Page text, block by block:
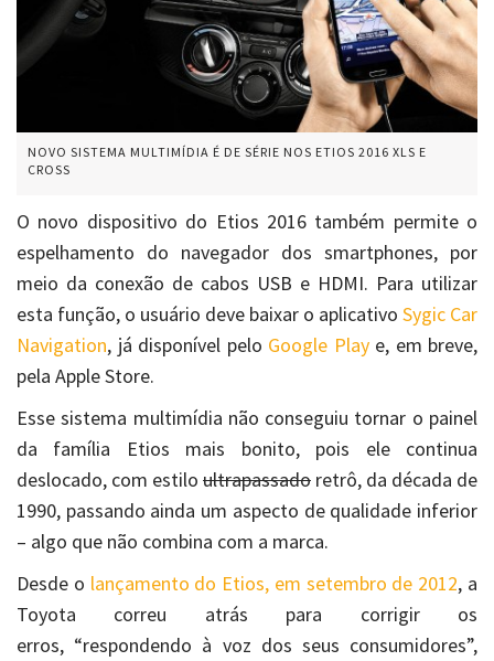
NOVO SISTEMA MULTIMÍDIA É DE SÉRIE NOS ETIOS 2016 XLS E
CROSS
O novo dispositivo do Etios 2016 também permite o
espelhamento do navegador dos smartphones, por
meio da conexão de cabos USB e HDMI. Para utilizar
esta função, o usuário deve baixar o aplicativo Sygic Car
Navigation, já disponível pelo Google Playe, em breve,
pela Apple Store.
Esse sistema multimídia não conseguiu tornar o painel
da família Etios mais bonito, pois ele continua
deslocado, com estilo ultrapassado retrô, da década de
1990, passando ainda um aspecto de qualidade inferior
– algo que não combina com a marca.
Desde o lançamento do Etios, em setembro de 2012, a
Toyota correu atrás para corrigir os
erros, “respondendo à voz dos seus consumidores”,